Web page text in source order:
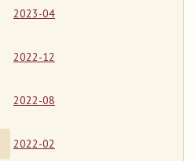
2023-04
2022-12
2022-08
2022-02